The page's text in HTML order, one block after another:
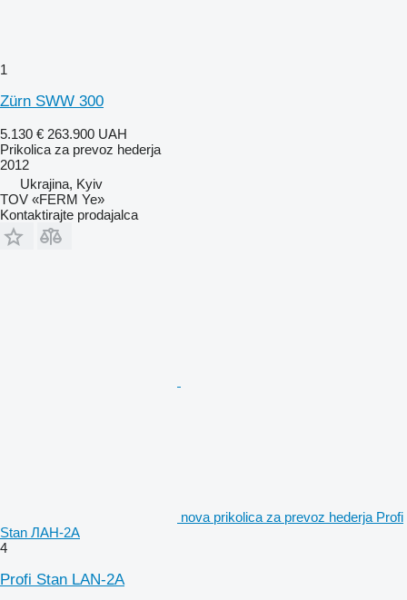
1
Zürn SWW 300
5.130 € 263.900 UAH
Prikolica za prevoz hederja
2012
Ukrajina, Kyiv
TOV «FERM Ye»
Kontaktirajte prodajalca
nova prikolica za prevoz hederja Profi
Stan ЛАН-2А
4
Profi Stan LAN-2A